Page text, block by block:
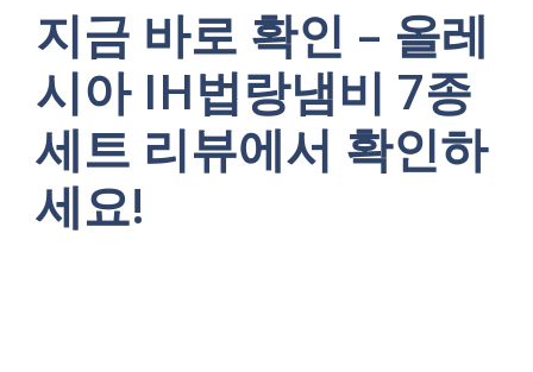
지금 바로 확인 – 올레
시아 IH법랑냄비 7종
세트 리뷰에서 확인하
세요!